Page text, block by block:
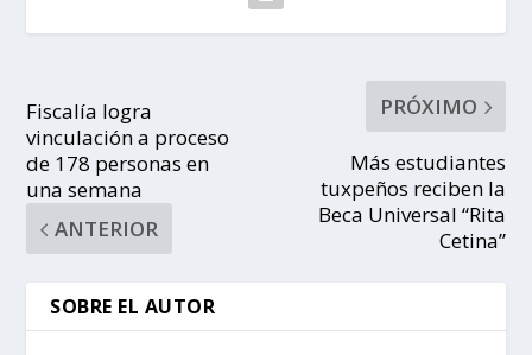
Fiscalía logra
vinculación a proceso
de 178 personas en
una semana
ANTERIOR
PRÓXIMO
Más estudiantes
tuxpeños reciben la
Beca Universal “Rita
Cetina”
SOBRE EL AUTOR